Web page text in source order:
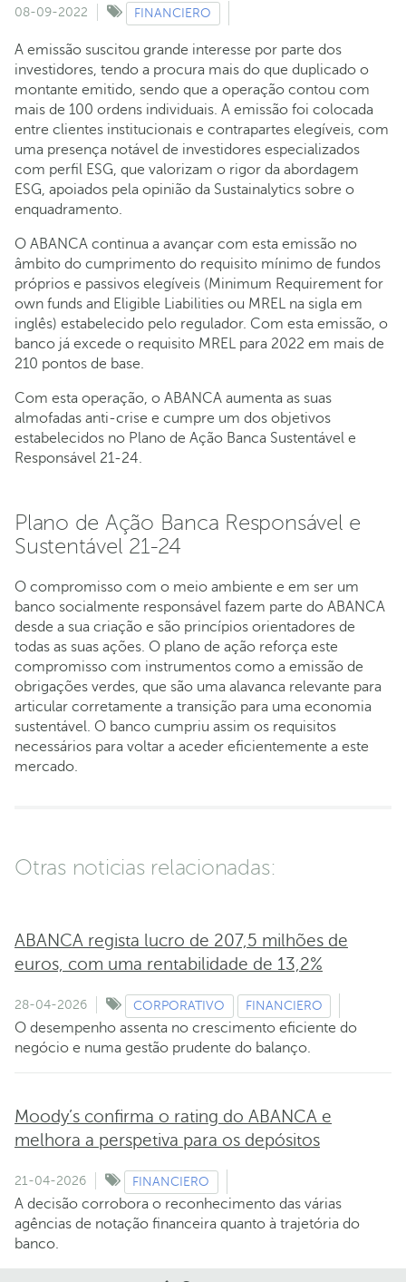
08-09-2022
FINANCIERO
A emissão suscitou grande interesse por parte dos
investidores, tendo a procura mais do que duplicado o
montante emitido, sendo que a operação contou com
mais de 100 ordens individuais. A emissão foi colocada
entre clientes institucionais e contrapartes elegíveis, com
uma presença notável de investidores especializados
com perfil ESG, que valorizam o rigor da abordagem
ESG, apoiados pela opinião da Sustainalytics sobre o
enquadramento.
O ABANCA continua a avançar com esta emissão no
âmbito do cumprimento do requisito mínimo de fundos
próprios e passivos elegíveis (Minimum Requirement for
own funds and Eligible Liabilities ou MREL na sigla em
inglês) estabelecido pelo regulador. Com esta emissão, o
banco já excede o requisito MREL para 2022 em mais de
210 pontos de base.
Com esta operação, o ABANCA aumenta as suas
almofadas anti-crise e cumpre um dos objetivos
estabelecidos no Plano de Ação Banca Sustentável e
Responsável 21-24.
Plano de Ação Banca Responsável e
Sustentável 21-24
O compromisso com o meio ambiente e em ser um
banco socialmente responsável fazem parte do ABANCA
desde a sua criação e são princípios orientadores de
todas as suas ações. O plano de ação reforça este
compromisso com instrumentos como a emissão de
obrigações verdes, que são uma alavanca relevante para
articular corretamente a transição para uma economia
sustentável. O banco cumpriu assim os requisitos
necessários para voltar a aceder eficientemente a este
mercado.
Otras noticias relacionadas:
ABANCA regista lucro de 207,5 milhões de
euros, com uma rentabilidade de 13,2%
28-04-2026 CORPORATIVO FINANCIERO
O desempenho assenta no crescimento eficiente do
negócio e numa gestão prudente do balanço.
Moody’s confirma o rating do ABANCA e
melhora a perspetiva para os depósitos
21-04-2026 FINANCIERO
A decisão corrobora o reconhecimento das várias
agências de notação financeira quanto à trajetória do
banco.